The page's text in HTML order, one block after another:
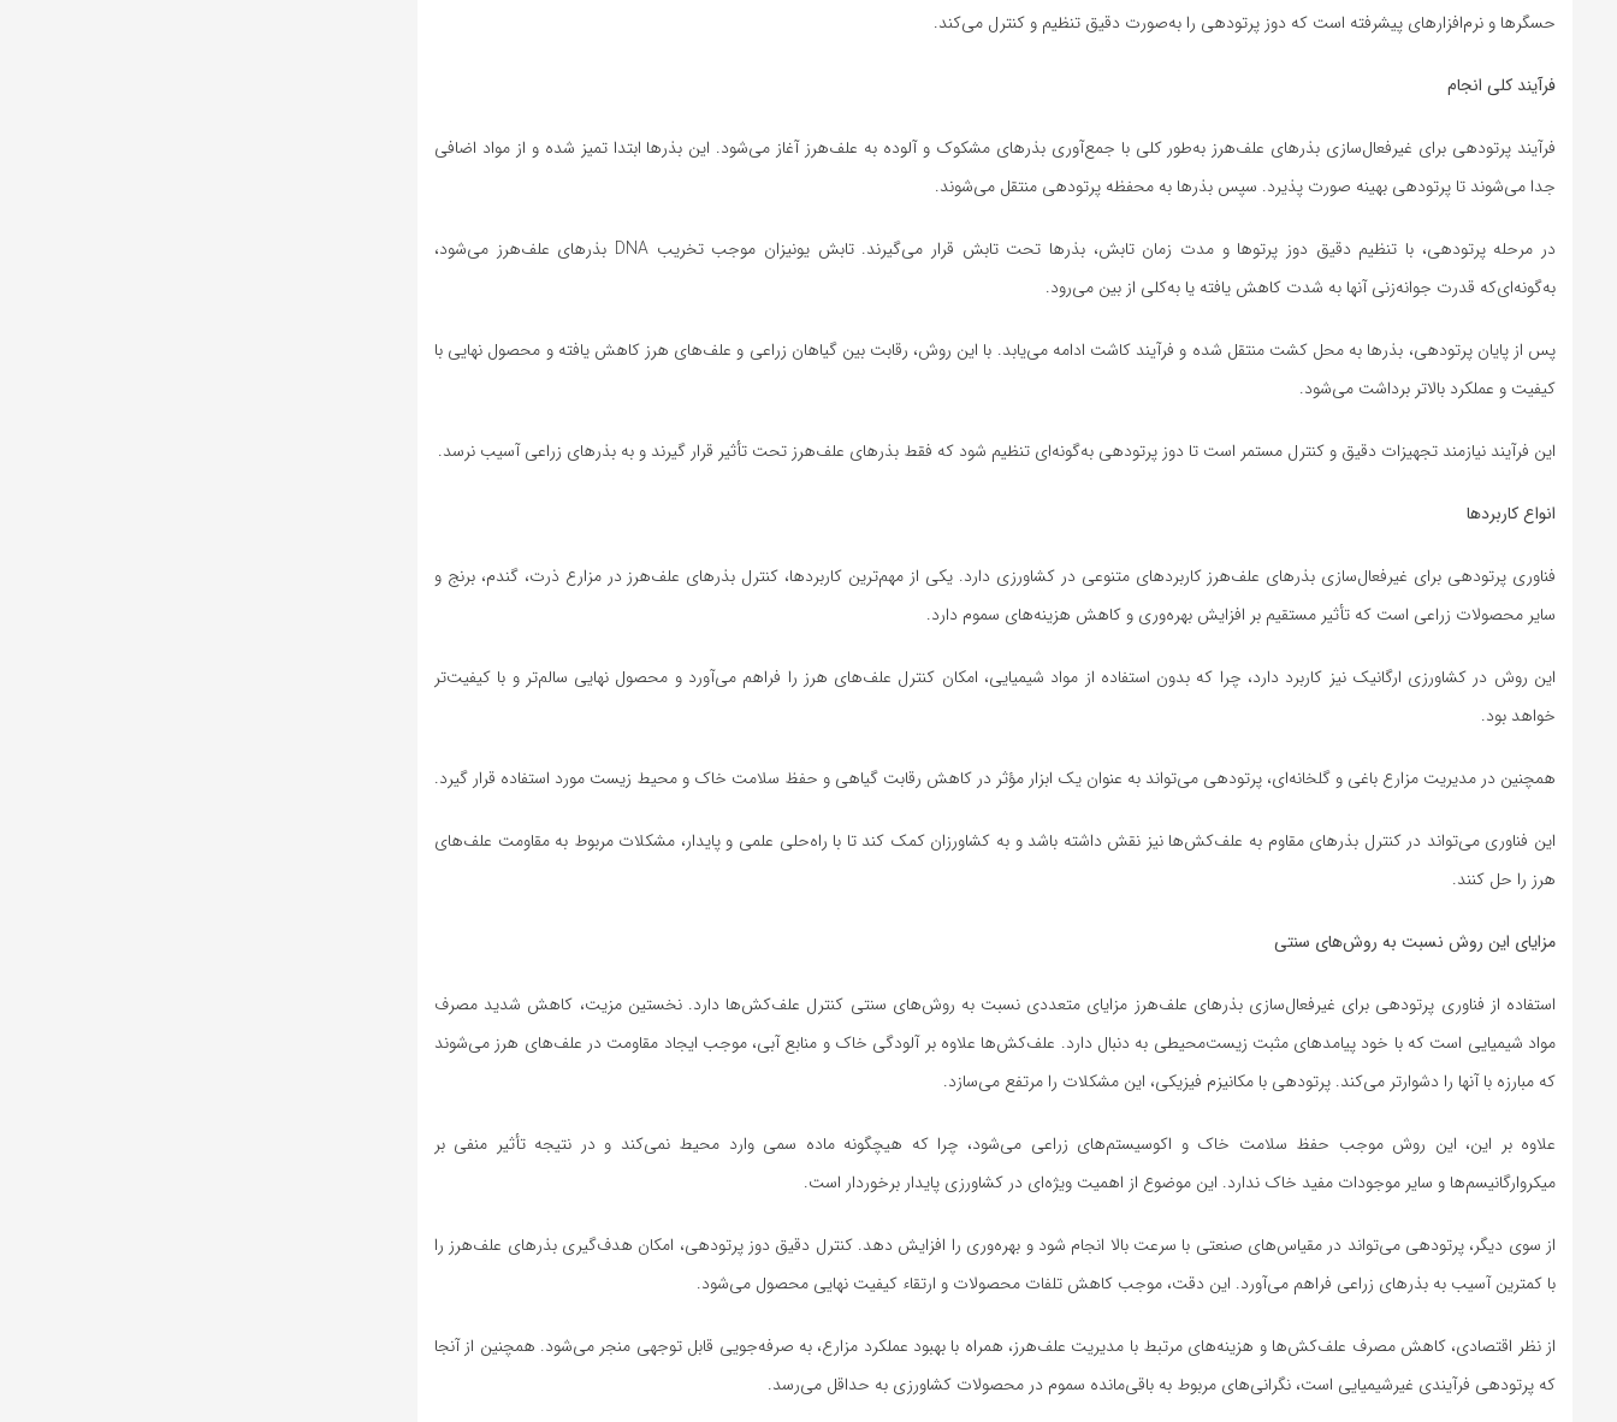
حسگرها و نرم‌افزارهای پیشرفته است که دوز پرتودهی را به‌صورت دقیق تنظیم و کنترل می‌کند.
فرآیند کلی انجام
فرآیند پرتودهی برای غیرفعال‌سازی بذرهای علف‌هرز به‌طور کلی با جمع‌آوری بذرهای مشکوک و آلوده به علف‌هرز آغاز می‌شود. این بذرها ابتدا تمیز شده و از مواد اضافی
جدا می‌شوند تا پرتودهی بهینه صورت پذیرد. سپس بذرها به محفظه پرتودهی منتقل می‌شوند.
در مرحله پرتودهی، با تنظیم دقیق دوز پرتوها و مدت زمان تابش، بذرها تحت تابش قرار می‌گیرند. تابش یونیزان موجب تخریب DNA بذرهای علف‌هرز می‌شود،
به‌گونه‌ای‌که قدرت جوانه‌زنی آنها به شدت کاهش یافته یا به‌کلی از بین می‌رود.
پس از پایان پرتودهی، بذرها به محل کشت منتقل شده و فرآیند کاشت ادامه می‌یابد. با این روش، رقابت بین گیاهان زراعی و علف‌های هرز کاهش یافته و محصول نهایی با
کیفیت و عملکرد بالاتر برداشت می‌شود.
این فرآیند نیازمند تجهیزات دقیق و کنترل مستمر است تا دوز پرتودهی به‌گونه‌ای تنظیم شود که فقط بذرهای علف‌هرز تحت تأثیر قرار گیرند و به بذرهای زراعی آسیب نرسد.
انواع کاربردها
فناوری پرتودهی برای غیرفعال‌سازی بذرهای علف‌هرز کاربردهای متنوعی در کشاورزی دارد. یکی از مهم‌ترین کاربردها، کنترل بذرهای علف‌هرز در مزارع ذرت، گندم، برنج و
سایر محصولات زراعی است که تأثیر مستقیم بر افزایش بهره‌وری و کاهش هزینه‌های سموم دارد.
این روش در کشاورزی ارگانیک نیز کاربرد دارد، چرا که بدون استفاده از مواد شیمیایی، امکان کنترل علف‌های هرز را فراهم می‌آورد و محصول نهایی سالم‌تر و با کیفیت‌تر
خواهد بود.
همچنین در مدیریت مزارع باغی و گلخانه‌ای، پرتودهی می‌تواند به عنوان یک ابزار مؤثر در کاهش رقابت گیاهی و حفظ سلامت خاک و محیط زیست مورد استفاده قرار گیرد.
این فناوری می‌تواند در کنترل بذرهای مقاوم به علف‌کش‌ها نیز نقش داشته باشد و به کشاورزان کمک کند تا با راه‌حلی علمی و پایدار، مشکلات مربوط به مقاومت علف‌های
هرز را حل کنند.
مزایای این روش نسبت به روش‌های سنتی
استفاده از فناوری پرتودهی برای غیرفعال‌سازی بذرهای علف‌هرز مزایای متعددی نسبت به روش‌های سنتی کنترل علف‌کش‌ها دارد. نخستین مزیت، کاهش شدید مصرف
مواد شیمیایی است که با خود پیامدهای مثبت زیست‌محیطی به دنبال دارد. علف‌کش‌ها علاوه بر آلودگی خاک و منابع آبی، موجب ایجاد مقاومت در علف‌های هرز می‌شوند
که مبارزه با آنها را دشوارتر می‌کند. پرتودهی با مکانیزم فیزیکی، این مشکلات را مرتفع می‌سازد.
علاوه بر این، این روش موجب حفظ سلامت خاک و اکوسیستم‌های زراعی می‌شود، چرا که هیچگونه ماده سمی وارد محیط نمی‌کند و در نتیجه تأثیر منفی بر
میکروارگانیسم‌ها و سایر موجودات مفید خاک ندارد. این موضوع از اهمیت ویژه‌ای در کشاورزی پایدار برخوردار است.
از سوی دیگر، پرتودهی می‌تواند در مقیاس‌های صنعتی با سرعت بالا انجام شود و بهره‌وری را افزایش دهد. کنترل دقیق دوز پرتودهی، امکان هدف‌گیری بذرهای علف‌هرز را
با کمترین آسیب به بذرهای زراعی فراهم می‌آورد. این دقت، موجب کاهش تلفات محصولات و ارتقاء کیفیت نهایی محصول می‌شود.
از نظر اقتصادی، کاهش مصرف علف‌کش‌ها و هزینه‌های مرتبط با مدیریت علف‌هرز، همراه با بهبود عملکرد مزارع، به صرفه‌جویی قابل توجهی منجر می‌شود. همچنین از آنجا
که پرتودهی فرآیندی غیرشیمیایی است، نگرانی‌های مربوط به باقی‌مانده سموم در محصولات کشاورزی به حداقل می‌رسد.